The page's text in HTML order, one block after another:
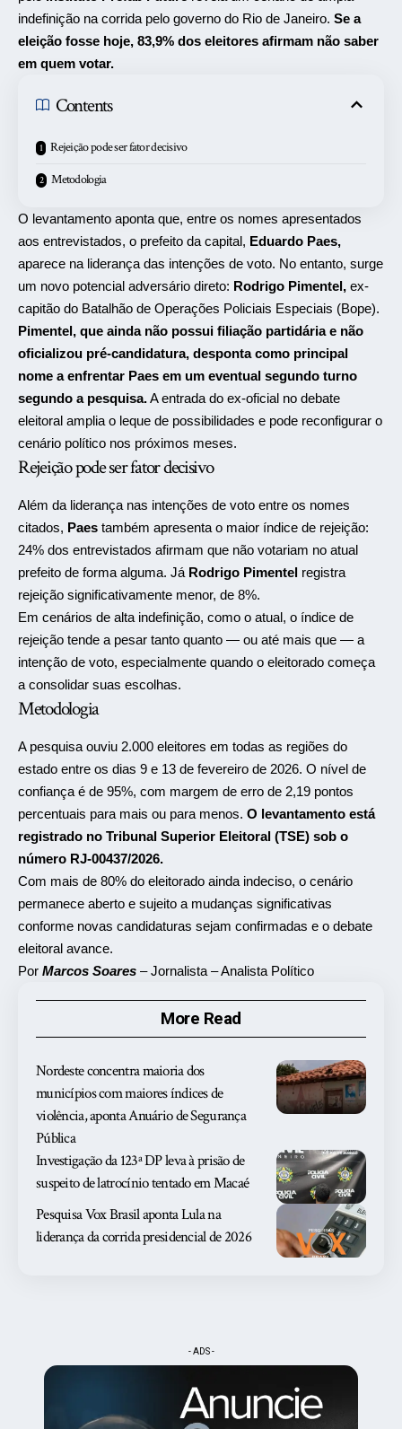
indefinição na corrida pelo governo do Rio de Janeiro. Se a
eleição fosse hoje, 83,9% dos eleitores afirmam não saber
em quem votar.
Contents
Rejeição pode ser fator decisivo
Metodologia
O levantamento aponta que, entre os nomes apresentados
aos entrevistados, o prefeito da capital, Eduardo Paes,
aparece na liderança das intenções de voto. No entanto, surge
um novo potencial adversário direto: Rodrigo Pimentel, ex-
capitão do Batalhão de Operações Policiais Especiais (Bope).
Pimentel, que ainda não possui filiação partidária e não
oficializou pré-candidatura, desponta como principal
nome a enfrentar Paes em um eventual segundo turno
segundo a pesquisa.A entrada do ex-oficial no debate
eleitoral amplia o leque de possibilidades e pode reconfigurar o
cenário político nos próximos meses.
Rejeição pode ser fator decisivo
Além da liderança nas intenções de voto entre os nomes
citados, Paes também apresenta o maior índice de rejeição:
24% dos entrevistados afirmam que não votariam no atual
prefeito de forma alguma. Já Rodrigo Pimentel registra
rejeição significativamente menor, de 8%.
Em cenários de alta indefinição, como o atual, o índice de
rejeição tende a pesar tanto quanto — ou até mais que — a
intenção de voto, especialmente quando o eleitorado começa
a consolidar suas escolhas.
Metodologia
A pesquisa ouviu 2.000 eleitores em todas as regiões do
estado entre os dias 9 e 13 de fevereiro de 2026. O nível de
confiança é de 95%, com margem de erro de 2,19 pontos
percentuais para mais ou para menos. O levantamento está
registrado no Tribunal Superior Eleitoral (TSE) sob o
número RJ-00437/2026.
Com mais de 80% do eleitorado ainda indeciso, o cenário
permanece aberto e sujeito a mudanças significativas
conforme novas candidaturas sejam confirmadas e o debate
eleitoral avance.
Por Marcos Soares – Jornalista – Analista Político
More Read
Nordeste concentra maioria dos
municípios com maiores índices de
violência, aponta Anuário de Segurança
Pública
Investigação da 123ª DP leva à prisão de
suspeito de latrocínio tentado em Macaé
Pesquisa Vox Brasil aponta Lula na
liderança da corrida presidencial de 2026
- ADS -